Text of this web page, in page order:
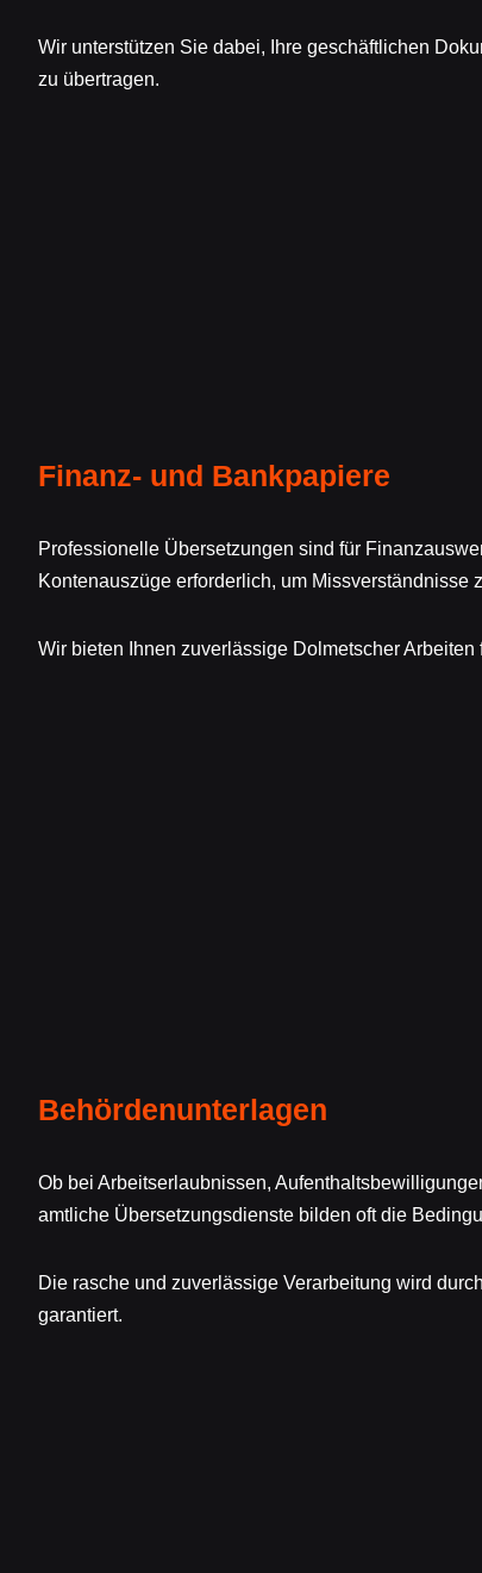
Wir unterstützen Sie dabei, Ihre geschäftlichen
zu übertragen.
Finanz- und Bankpapiere
Professionelle Übersetzungen sind für
Kontenauszüge erforderlich, um Missverständnisse
Wir bieten Ihnen zuverlässige Dolmetscher Arbeiten
Behördenunterlagen
Ob bei Arbeitserlaubnissen,
amtliche Übersetzungsdienste bilden oft die
Die rasche und zuverlässige Verarbeitung wird
garantiert.